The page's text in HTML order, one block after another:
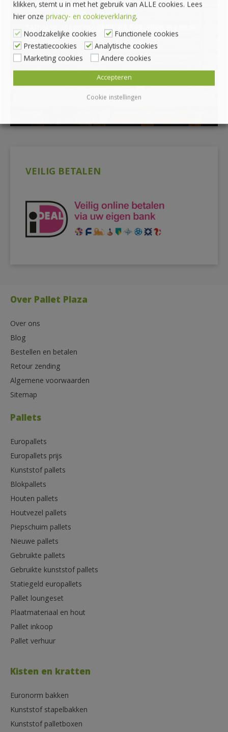
PALLET PLAZA
*Afhalen alleen mogelijk na bestellen via onze
webshop
VEILIG BETALEN
Over Pallet Plaza
Over ons
Blog
Bestellen en betalen
Retour zending
Algemene voorwaarden
Sitemap
Pallets
Europallets
Europallets prijs
Kunststof pallets
Blokpallets
Houten pallets
Houtvezel pallets
Piepschuim pallets
Nieuwe pallets
Gebruikte pallets
Gebruikte kunststof pallets
Statiegeld europallets
Pallet loungeset
Plaatmateriaal en hout
Pallet inkoop
Pallet verhuur
Kisten en kratten
Euronorm bakken
Kunststof stapelbakken
Kunststof palletboxen
klikken, stemt u in met het gebruik van ALLE cookies. Lees
hier onze privacy- en cookieverklaring.
Noodzakelijke cookies
Functionele cookies
Prestatiecookies
Analytische cookies
Marketing cookies
Andere cookies
Cookie instellingen
Accepteren